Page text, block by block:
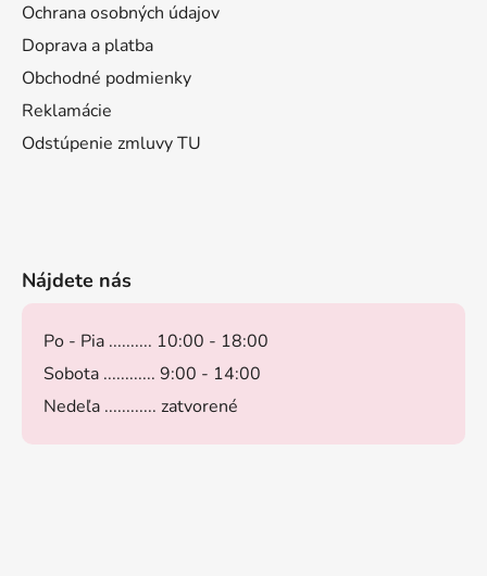
Ochrana osobných údajov
Doprava a platba
Obchodné podmienky
Reklamácie
Odstúpenie zmluvy TU
Nájdete nás
Po - Pia .......... 10:00 - 18:00
Sobota ............ 9:00 - 14:00
Nedeľa ............ zatvorené